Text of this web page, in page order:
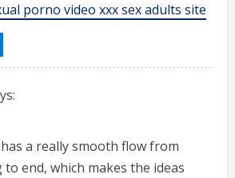
porno video xxx sex adults site
a really smooth flow from
end, which makes the ideas